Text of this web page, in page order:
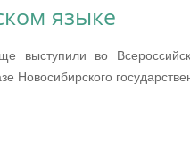
языке
выступили во
Новосибирского